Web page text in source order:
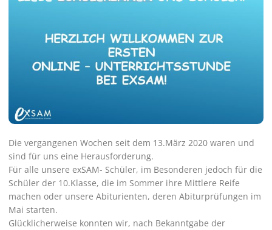
Die vergangenen Wochen seit dem 13.März 2020 waren und
sind für uns eine Herausforderung.
Für alle unsere exSAM- Schüler, im Besonderen jedoch für die
Schüler der 10.Klasse, die im Sommer ihre Mittlere Reife
machen oder unsere Abiturienten, deren Abiturprüfungen im
Mai starten.
Glücklicherweise konnten wir, nach Bekanntgabe der